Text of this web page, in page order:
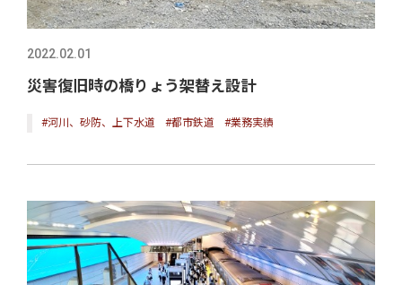
2022.02.01
災害復旧時の橋りょう架替え設計
#河川、砂防、上下水道 #都市鉄道 #業務実績